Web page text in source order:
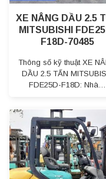
XE NÂNG DẦU 2.5
MITSUBISHI
F18D-70485
Thông số kỹ thuật XE
DẦU 2.5 TẤN
FDE25D-F18D: Nhà…